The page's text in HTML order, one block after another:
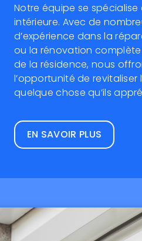
Notre équipe se
intérieure. Avec de
d’expérience dans la
ou la rénovation
de la résidence, nous
l’opportunité de revitaliser
quelque chose qu’ils
EN SAVOIR PLUS